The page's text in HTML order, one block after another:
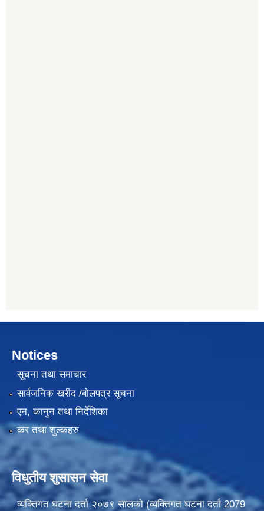
Notices
सूचना तथा समाचार
सार्वजनिक खरीद /बोलपत्र सूचना
एन, कानुन तथा निर्देशिका
कर तथा शुल्कहरु
विधुतीय शुसासन सेवा
व्यक्तिगत घटना दर्ता २०७९ सालको (व्यक्तिगत घटना दर्ता 2079